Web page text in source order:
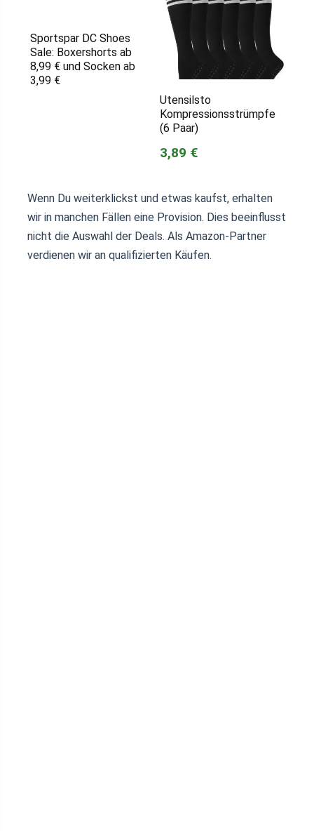
Sportspar DC Shoes
Sale: Boxershorts ab
8,99 € und Socken ab
3,99 €
Utensilsto
Kompressionsstrümpfe
(6 Paar)
3,89 €
Wenn Du weiterklickst und etwas kaufst, erhalten
wir in manchen Fällen eine Provision. Dies beeinflusst
nicht die Auswahl der Deals. Als Amazon-Partner
verdienen wir an qualifizierten Käufen.